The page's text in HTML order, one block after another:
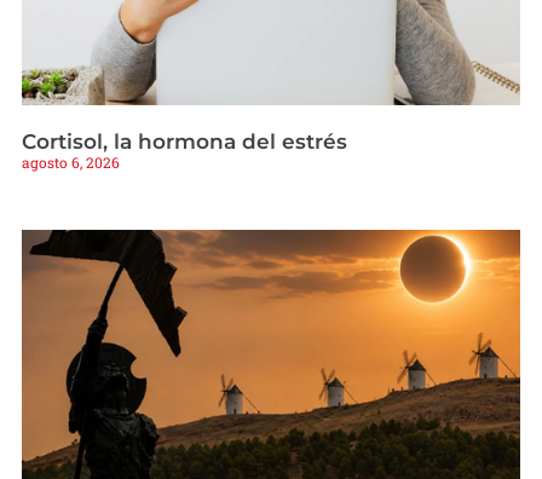
Cortisol, la hormona del estrés
agosto 6, 2026